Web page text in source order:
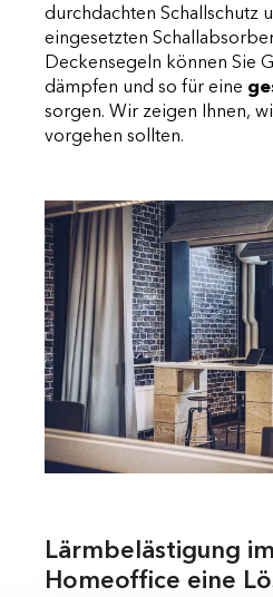
durchdachten Schallschutz
eingesetzten
Deckensegeln können Sie
dämpfen und so für eine
sorgen. Wir zeigen Ihnen,
vorgehen sollten.
Lärmbelästigung
Homeoffice eine